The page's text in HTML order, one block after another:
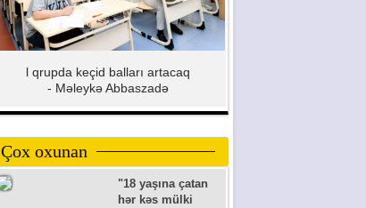
l qrupda keçid balları artacaq
- Məleykə Abbaszadə
Çox oxunan
"18 yaşına çatan
hər kəs mülki